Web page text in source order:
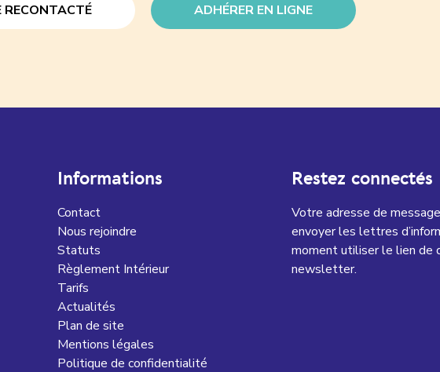
RECONTACTÉ ADHÉRER EN LIGNE
Informations
Contact
Nous rejoindre
Statuts
Règlement Intérieur
Tarifs
Actualités
Plan de site
Mentions légales
Politique de confidentialité
Restez connectés
Votre adresse de
envoyer les lettres
moment utiliser le lien de
newsletter.